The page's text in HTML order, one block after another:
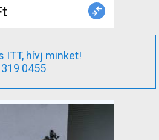
ITT, hívj minket!
0455